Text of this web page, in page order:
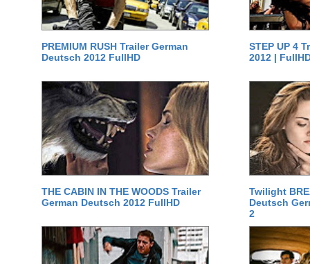
PREMIUM RUSH Trailer German
Deutsch 2012 FullHD
STEP UP 4
2012 |
THE CABIN IN THE WOODS Trailer
German Deutsch 2012 FullHD
Twilight
Deutsch
2